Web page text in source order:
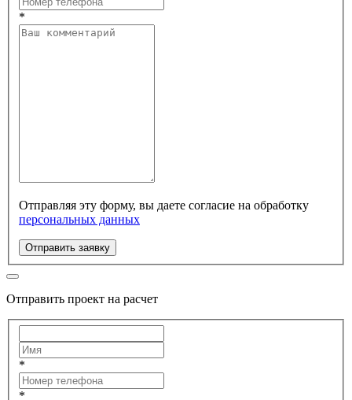
*
Отправляя эту форму, вы даете согласие на обработку
персональных данных
Отправить заявку
Отправить проект на расчет
*
*